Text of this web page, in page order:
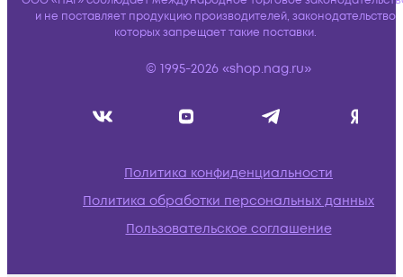
и не поставляет продукцию производителей, законодательство
которых запрещает такие поставки.
© 1995-2026 «shop.nag.ru»
Политика конфиденциальности
Политика обработки персональных данных
Пользовательское соглашение